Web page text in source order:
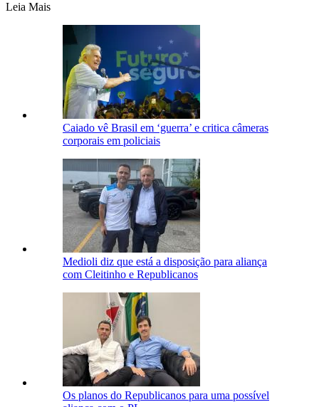
Leia Mais
Caiado vê Brasil em ‘guerra’ e critica câmeras
corporais em policiais
Medioli diz que está a disposição para aliança
com Cleitinho e Republicanos
Os planos do Republicanos para uma possível